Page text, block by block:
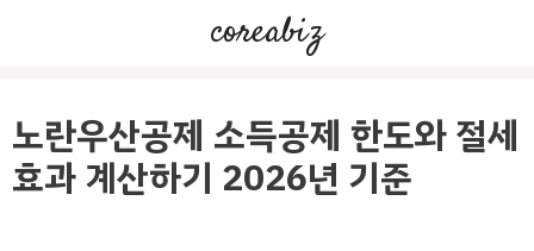
건
너
coreabiz
노란우산공제 소득공제 한도와 절세
효과 계산하기 2026년 기준